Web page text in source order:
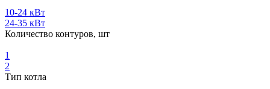
10-24 кВт
24-35 кВт
Количество контуров, шт
1
2
Тип котла